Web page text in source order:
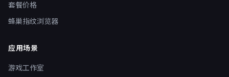
套餐价格
蜂巢指纹浏览器
应用场景
游戏工作室